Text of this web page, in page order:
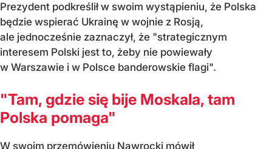
Prezydent podkreślił w swoim wystąpieniu, że Polska
będzie wspierać Ukrainę w wojnie z Rosją,
ale jednocześnie zaznaczył, że "strategicznym
interesem Polski jest to, żeby nie powiewały
w Warszawie i w Polsce banderowskie flagi".
"Tam, gdzie się bije Moskala, tam
Polska pomaga"
W swoim przemówieniu Nawrocki mówił